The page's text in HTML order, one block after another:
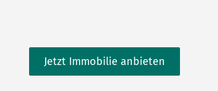
Jetzt Immobilie anbieten